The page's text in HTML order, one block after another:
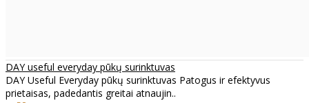
DAY useful everyday pūkų surinktuvas
DAY Useful Everyday pūkų surinktuvas Patogus ir efektyvus
prietaisas, padedantis greitai atnaujin..